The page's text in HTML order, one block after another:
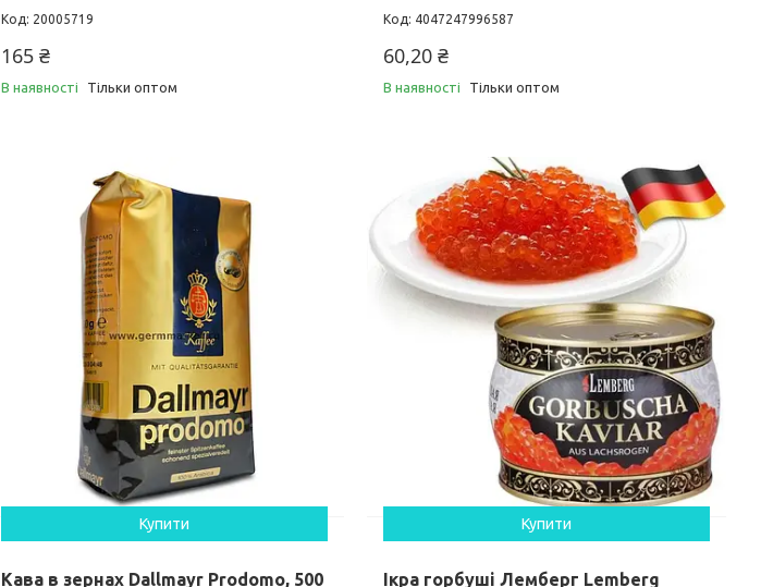
20005719
165 ₴
В наявності Тільки оптом
4047247996587
60,20 ₴
В наявності Тільки оптом
Купити
Кава в зернах Dallmayr Prodomo, 500
Купити
Ікра горбуші Лемберг Lemberg